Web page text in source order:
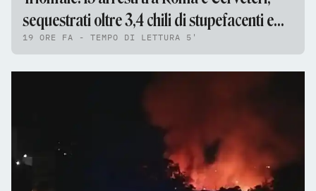
sequestrati oltre 3,4 chili di stupefacenti e
95mila euro
19 ORE FA - TEMPO DI LETTURA 5'